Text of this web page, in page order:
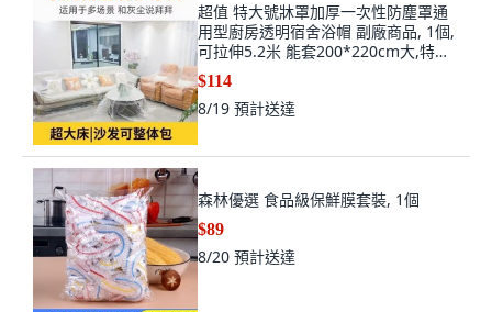
超值 特大號牀罩加厚一次性防塵罩通
用型廚房透明宿舍浴帽 副廠商品, 1個,
可拉伸5.2米 能套200*220cm大,特厚
抗老化 1個 防塵無死角
$114
8/19 預計送達
森林優選 食品級保鮮膜套裝, 1個
$89
8/20 預計送達